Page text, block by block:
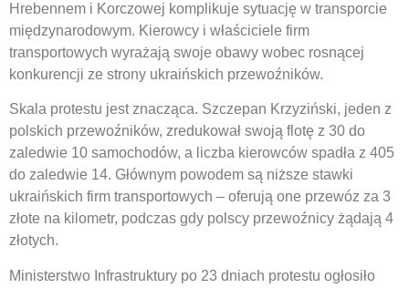
Hrebennem i Korczowej komplikuje sytuację w transporcie
międzynarodowym. Kierowcy i właściciele firm
transportowych wyrażają swoje obawy wobec rosnącej
konkurencji ze strony ukraińskich przewoźników.
Skala protestu jest znacząca. Szczepan Krzyziński, jeden z
polskich przewoźników, zredukował swoją flotę z 30 do
zaledwie 10 samochodów, a liczba kierowców spadła z 405
do zaledwie 14. Głównym powodem są niższe stawki
ukraińskich firm transportowych – oferują one przewóz za 3
złote na kilometr, podczas gdy polscy przewoźnicy żądają 4
złotych.
Ministerstwo Infrastruktury po 23 dniach protestu ogłosiło